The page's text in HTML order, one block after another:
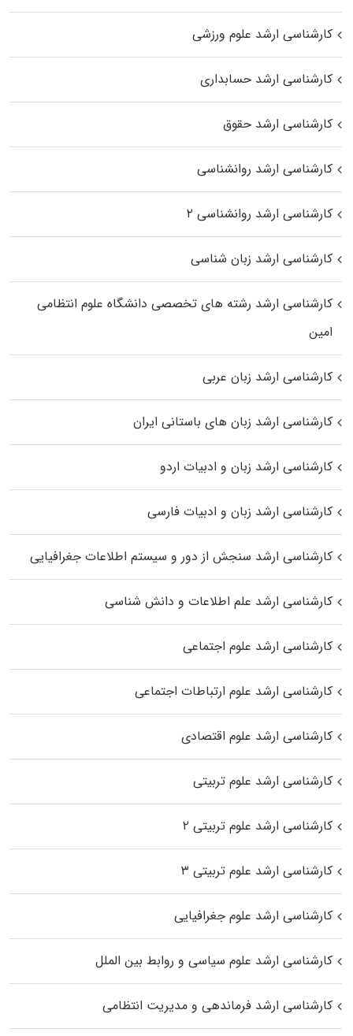
کارشناسی ارشد علوم ورزشی
کارشناسی ارشد حسابداری
کارشناسی ارشد حقوق
کارشناسی ارشد روانشناسی
کارشناسی ارشد روانشناسی ۲
کارشناسی ارشد زبان شناسی
کارشناسی ارشد رﺷﺘﻪ ﻫﺎی تخصصی داﻧﺸﮕﺎه ﻋﻠﻮم انتظامی
اﻣﻴﻦ
کارشناسی ارشد زبان عربی
کارشناسی ارشد زبان‌ های باستانی ایران
کارشناسی ارشد زبان و ادبیات اردو
کارشناسی ارشد زبان و ادبیات فارسی
کارشناسی ارشد سنجش از دور و سیستم اطلاعات جغرافیایی
کارشناسی ارشد علم اطلاعات و دانش شناسی
کارشناسی ارشد علوم اجتماعی
کارشناسی ارشد علوم ارتباطات اجتماعی
کارشناسی ارشد علوم اقتصادی
کارشناسی ارشد علوم تربیتی
کارشناسی ارشد علوم تربیتی ۲
کارشناسی ارشد علوم تربیتی ۳
کارشناسی ارشد علوم جغرافیایی
کارشناسی ارشد علوم سیاسی و روابط بین الملل
کارشناسی ارشد فرماندهی و مدیریت انتظامی